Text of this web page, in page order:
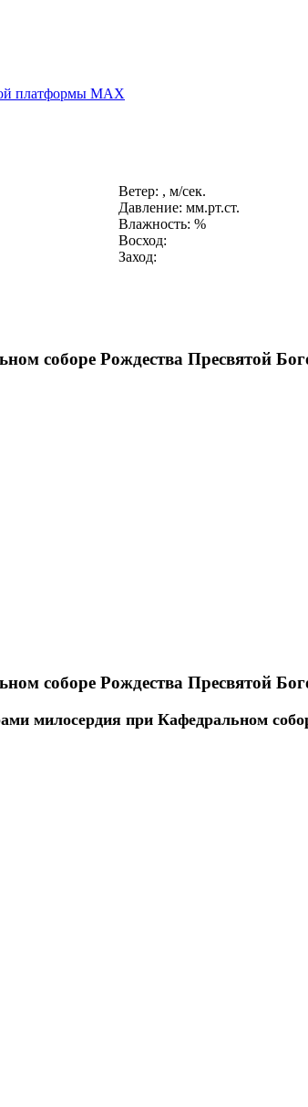
платформы MAX
Ветер: , м/сек.
Давление: мм.рт.ст.
Влажность: %
Восход:
Заход:
соборе Рождества Пресвятой
соборе Рождества Пресвятой
милосердия при Кафедральном